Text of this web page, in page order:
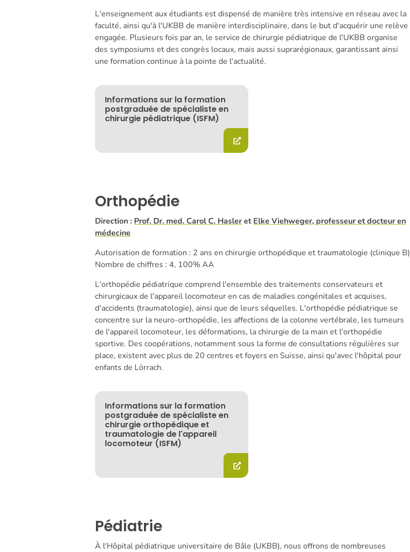
L'enseignement aux étudiants est dispensé de manière très intensive en réseau avec la
faculté, ainsi qu'à l'UKBB de manière interdisciplinaire, dans le but d'acquérir une relève
engagée. Plusieurs fois par an, le service de chirurgie pédiatrique de l'UKBB organise
des symposiums et des congrès locaux, mais aussi suprarégionaux, garantissant ainsi
une formation continue à la pointe de l'actualité.
Informations sur la formation
postgraduée de spécialiste en
chirurgie pédiatrique (ISFM)
Orthopédie
Direction : Prof. Dr. med. Carol C. HasleretElke Viehweger, professeur et docteur en
médecine
Autorisation de formation : 2 ans en chirurgie orthopédique et traumatologie (clinique B)
Nombre de chiffres : 4, 100% AA
L'orthopédie pédiatrique comprend l'ensemble des traitements conservateurs et
chirurgicaux de l'appareil locomoteur en cas de maladies congénitales et acquises,
d'accidents (traumatologie), ainsi que de leurs séquelles. L'orthopédie pédiatrique se
concentre sur la neuro-orthopédie, les affections de la colonne vertébrale, les tumeurs
de l'appareil locomoteur, les déformations, la chirurgie de la main et l'orthopédie
sportive. Des coopérations, notamment sous la forme de consultations régulières sur
place, existent avec plus de 20 centres et foyers en Suisse, ainsi qu'avec l'hôpital pour
enfants de Lörrach.
Informations sur la formation
postgraduée de spécialiste en
chirurgie orthopédique et
traumatologie de l'appareil
locomoteur (ISFM)
Pédiatrie
À l'Hôpital pédiatrique universitaire de Bâle (UKBB), nous offrons de nombreuses